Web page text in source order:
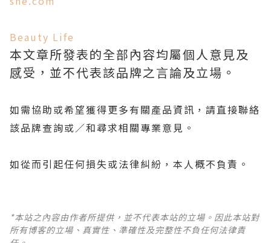
Beauty Life
本文章所發表的全部內容均屬個人意見及
感受，並不代表該品牌之言論及立場。
如需協助或希望獲得更多有關產品資訊，請直接聯絡
該品牌查詢或∕和尋求相關專業意見。
如從而引起任何損失或法律糾紛，本人概不負責。
*本站之內容由作者所提供，並不代表本站的立場。因此本站對
所有博客的立場、真實性、準確性及完整性不負任何法律責